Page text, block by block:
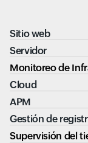
Sitio web
Servidor
Monitoreo de
Cloud
APM
Gestión de
Supervisión del